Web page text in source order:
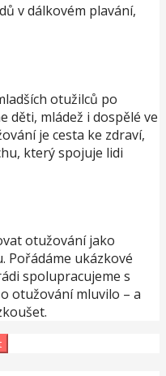
v dálkovém plavání,
otužilců po
děti, mládež i dospělé ve
je cesta ke zdraví,
který spojuje lidi
otužování jako
ukázkové
spolupracujeme s
otužování mluvilo – a